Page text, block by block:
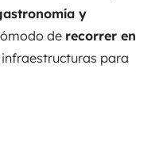
y
de recorrer en
para